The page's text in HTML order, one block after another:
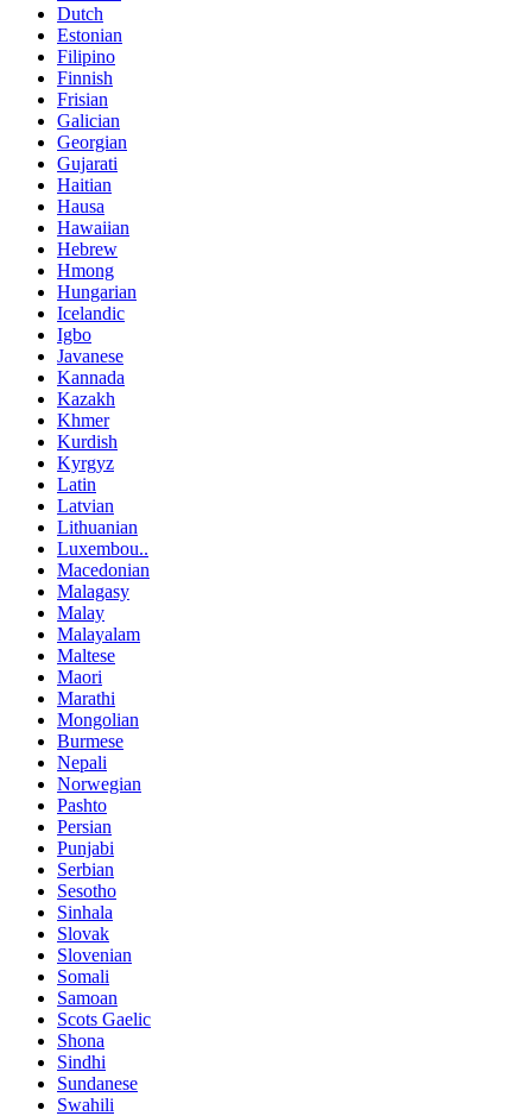
Dutch
Estonian
Filipino
Finnish
Frisian
Galician
Georgian
Gujarati
Haitian
Hausa
Hawaiian
Hebrew
Hmong
Hungarian
Icelandic
Igbo
Javanese
Kannada
Kazakh
Khmer
Kurdish
Kyrgyz
Latin
Latvian
Lithuanian
Luxembou..
Macedonian
Malagasy
Malay
Malayalam
Maltese
Maori
Marathi
Mongolian
Burmese
Nepali
Norwegian
Pashto
Persian
Punjabi
Serbian
Sesotho
Sinhala
Slovak
Slovenian
Somali
Samoan
Scots Gaelic
Shona
Sindhi
Sundanese
Swahili